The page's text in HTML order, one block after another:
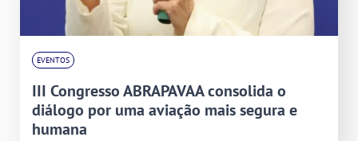
EVENTOS
III Congresso ABRAPAVAA consolida o
diálogo por uma aviação mais segura e
humana